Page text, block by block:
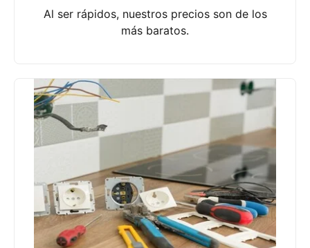
Al ser rápidos, nuestros precios son de los
más baratos.